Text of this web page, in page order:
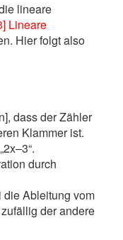
lineare
Lineare
Hier folgt also
dass der Zähler
Klammer ist.
durch
die Ableitung vom
der andere